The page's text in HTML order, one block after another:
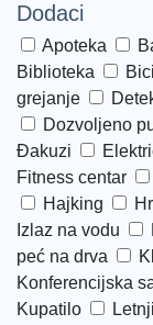
Dodaci
Apoteka
Biblioteka
grejanje
Dozvoljeno
Đakuzi
Fitness centar
Hajking
Izlaz na vodu
peć na drva
Konferencijska
Kupatilo